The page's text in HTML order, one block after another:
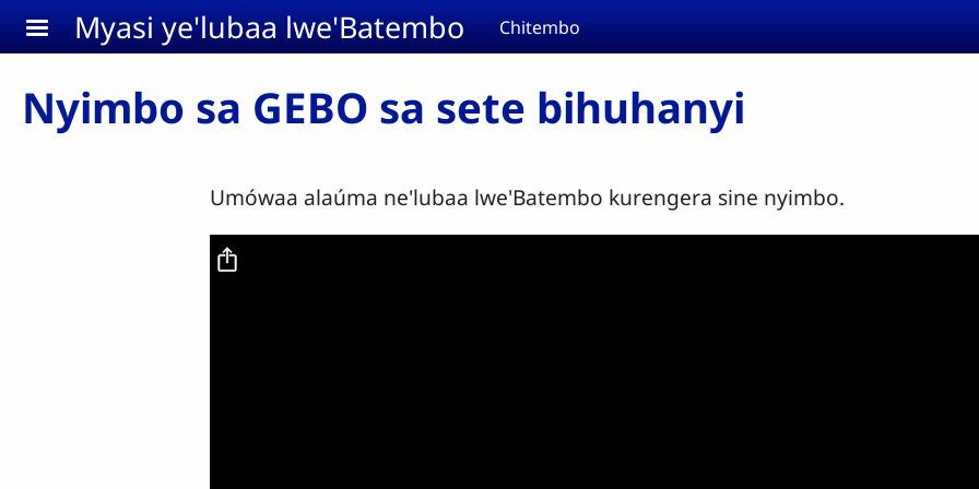
Aller au contenu principal
Myasi ye'lubaa lwe'Batembo Chitembo
Nyimbo sa GEBO sa sete bihuhanyi
Umówaa alaúma ne'lubaa lwe'Batembo kurengera sine nyimbo.